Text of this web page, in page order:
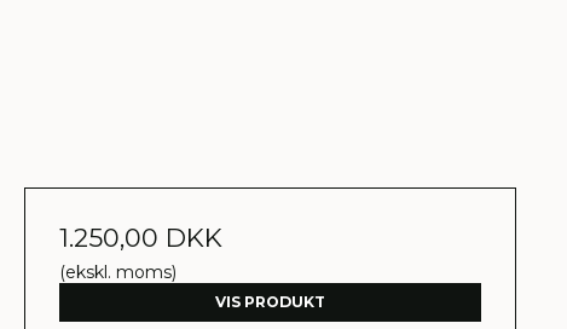
1.250,00 DKK
(ekskl. moms)
VIS PRODUKT